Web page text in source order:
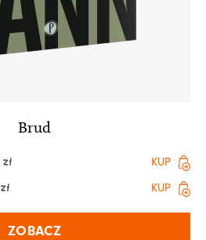
Brud
zł
KUP
zł KUP
ZOBACZ